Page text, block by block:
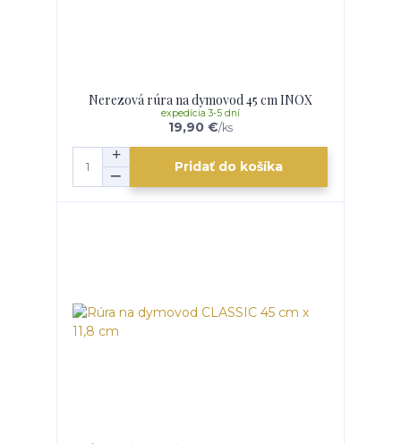
Nerezová rúra na dymovod 45 cm INOX
19,90 €/ks
expedícia 3-5 dní
Pridať do košíka